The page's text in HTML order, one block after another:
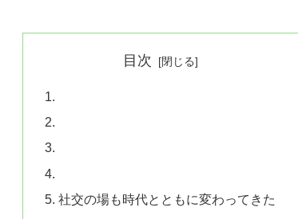
目次
社交の場も時代とともに変わってきた